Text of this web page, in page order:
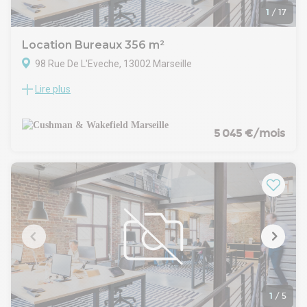
1 / 17
Location Bureaux 356 m²
98 Rue De L'Eveche, 13002 Marseille
Bureaux à vendre - Marseille 2ème, secteur Joliette /
À vendre : bureaux de 356 m² non divisibles, idéalement
situés dans le quartier prisé de la Joliette, au coeur du 2ème
d'un environnement professionnel attractif avec de
nombreux commerces, restaurants, hôtels et centres
d'affaires à proximité.
Les bureaux sont sur 3 niveaux dans un immeuble bien
entretenu, facilement accessible grâce à la proximité
immédiate du métro M2 (station Joliette), des tramways T2
et T3, ainsi que des autoroutes A55 et A50 via le tunnel
Prado-Carénage. L'aéroport Marseille Provence est à
seulement 22 minutes.
Le bien se compose d'un open space, de bureaux cloisonnés,
Lire plus
5 045 €/mois
1 / 5